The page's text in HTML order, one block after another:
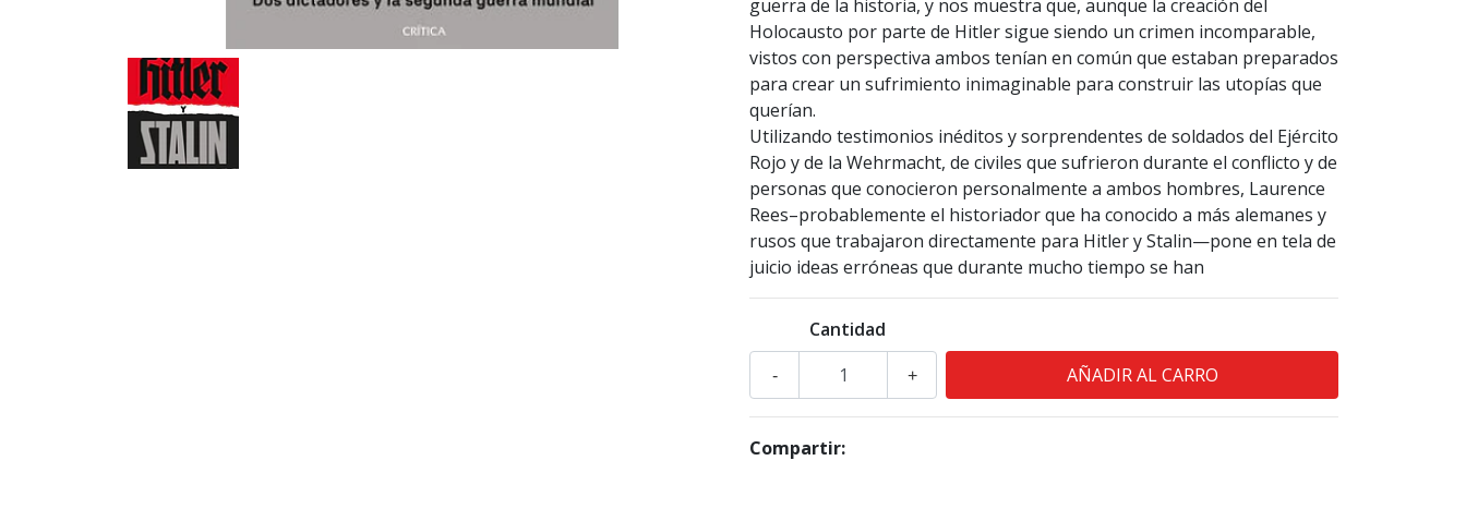
guerra de la historia, y nos muestra que, aunque la creación del
Holocausto por parte de Hitler sigue siendo un crimen incomparable,
vistos con perspectiva ambos tenían en común que estaban preparados
para crear un sufrimiento inimaginable para construir las utopías que
querían.
Utilizando testimonios inéditos y sorprendentes de soldados del Ejército
Rojo y de la Wehrmacht, de civiles que sufrieron durante el conflicto y de
personas que conocieron personalmente a ambos hombres, Laurence
Rees–probablemente el historiador que ha conocido a más alemanes y
rusos que trabajaron directamente para Hitler y Stalin—pone en tela de
juicio ideas erróneas que durante mucho tiempo se han
Cantidad
+
-
Compartir: